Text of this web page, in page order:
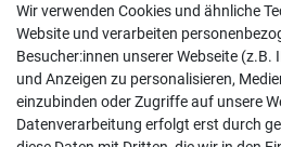
Shop
Kontakt
Versand & Zahlung
Wir verwenden Cookies und ähnliche
Website und verarbeiten
Besucher:innen unserer Webseite (z.B.
und Anzeigen zu personalisieren,
einzubinden oder Zugriffe auf unsere
Datenverarbeitung erfolgt erst durch